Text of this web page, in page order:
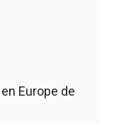
Europe de